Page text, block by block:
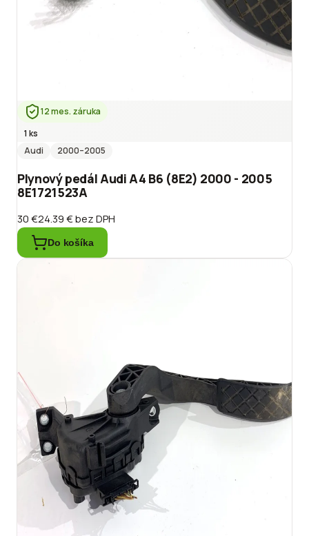
12 mes. záruka
1 ks
Audi
2000–2005
Plynový pedál Audi A4 B6 (8E2) 2000 - 2005
8E1721523A
30 €24.39 €bez DPH
Do košíka